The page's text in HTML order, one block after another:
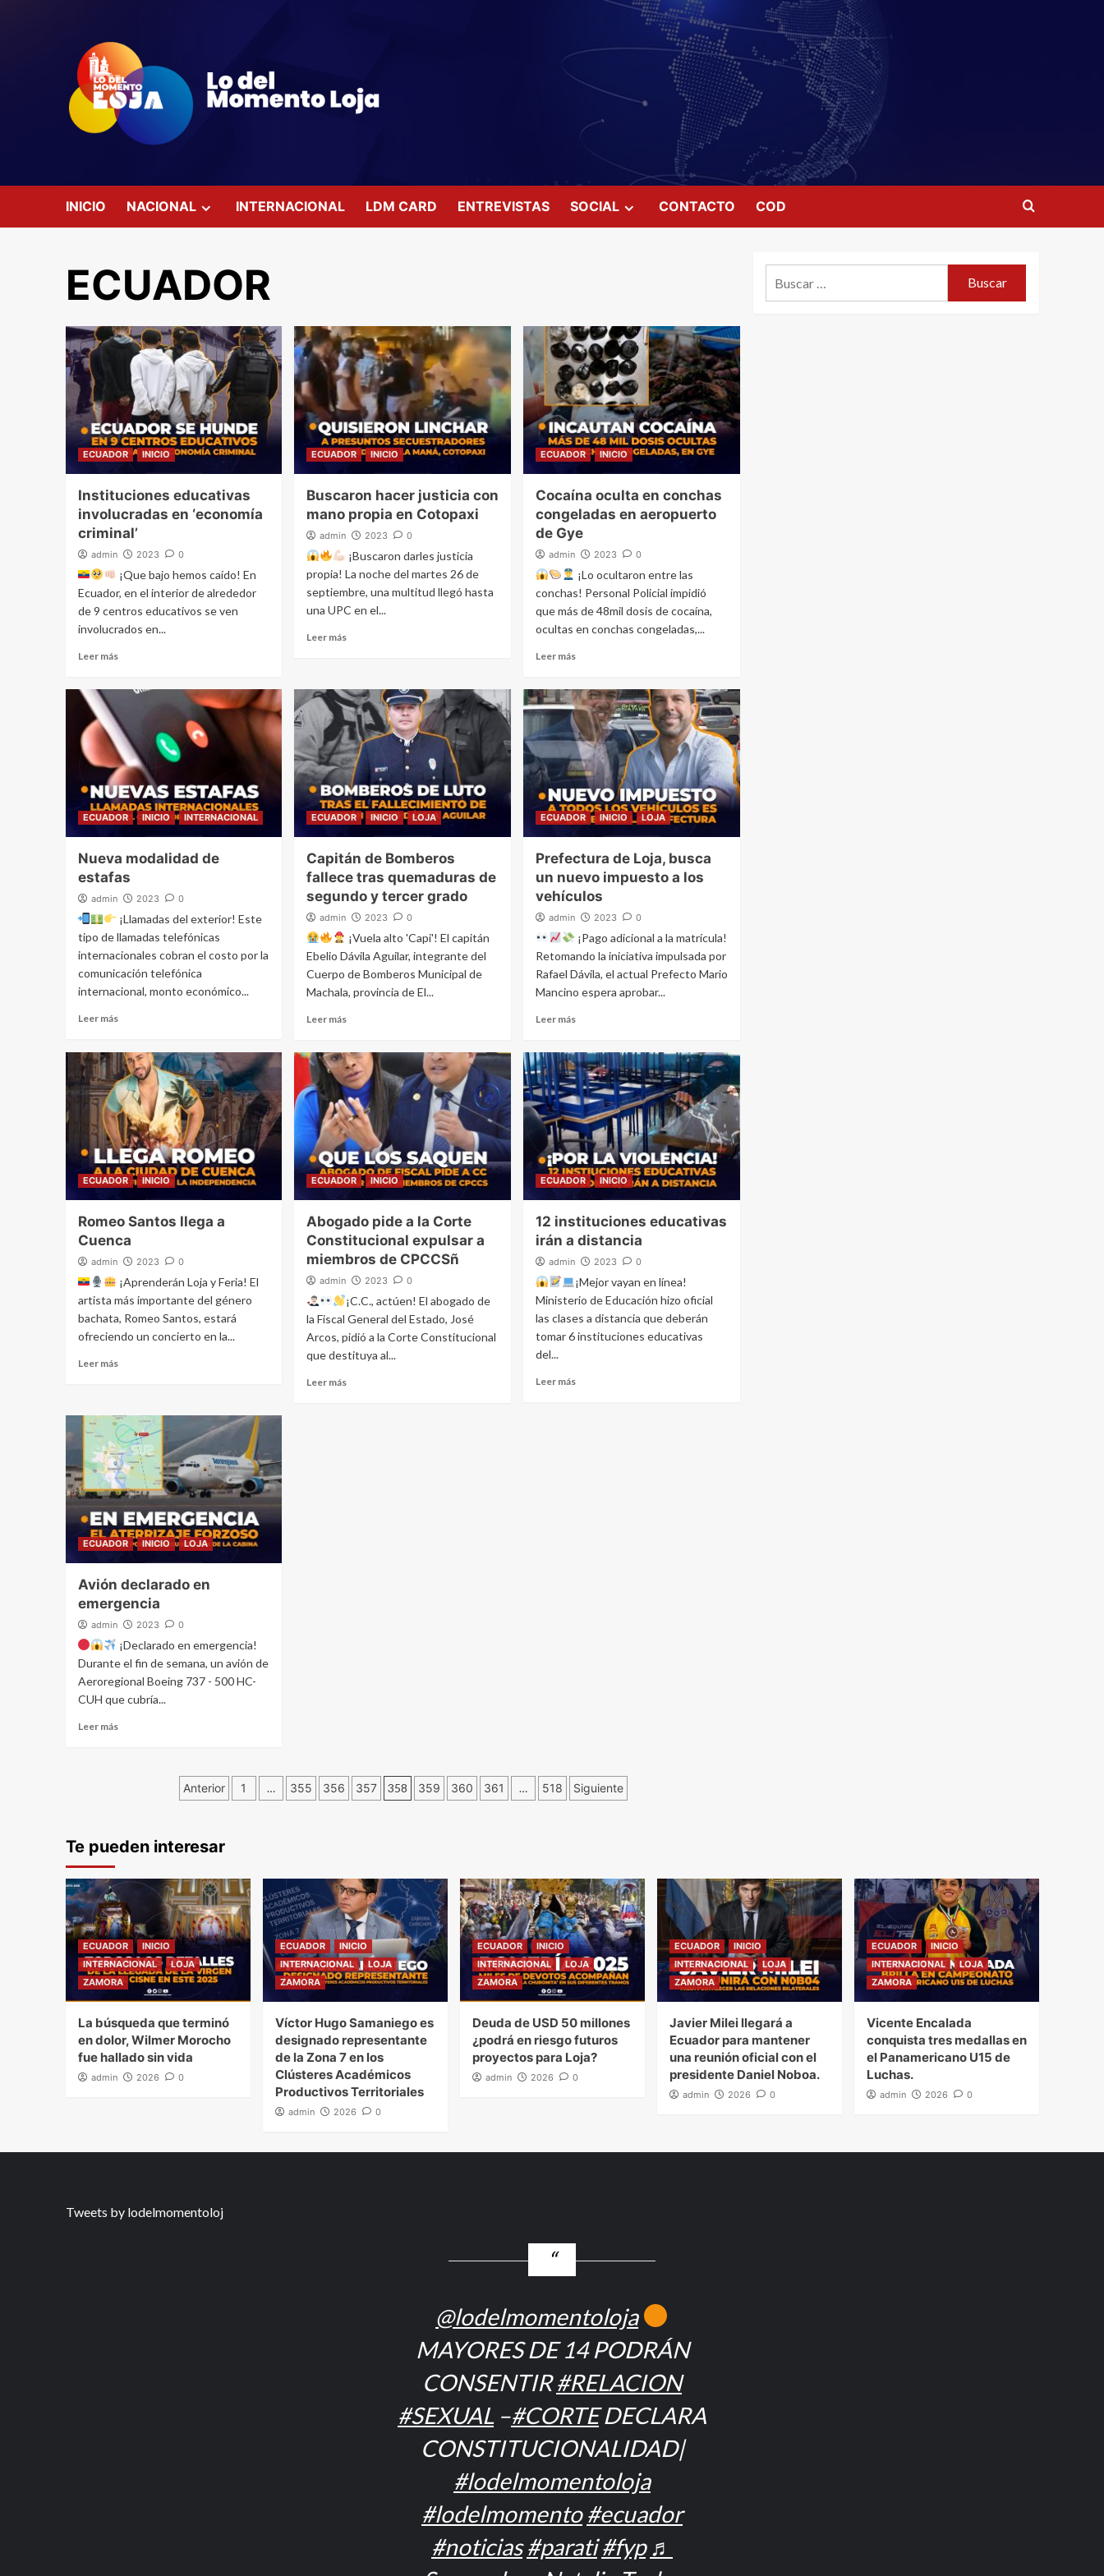
INICIO NACIONAL INTERNACIONAL LDM CARD ENTREVISTAS SOCIAL CONTACTO COD
ECUADOR
ECUADOR INICIO
Instituciones educativas
involucradas en ‘economía
criminal’
admin 2023 0
¡Que bajo hemos caído! En
Ecuador, en el interior de alrededor
de 9 centros educativos se ven
involucrados en...
Leer más
ECUADOR INICIO
Buscaron hacer justicia con
mano propia en Cotopaxi
admin 2023 0
¡Buscaron darles justicia
propia! La noche del martes 26 de
septiembre, una multitud llegó hasta
una UPC en el...
Leer más
ECUADOR INICIO
Cocaína oculta en conchas
congeladas en aeropuerto
de Gye
admin 2023 0
¡Lo ocultaron entre las
conchas! Personal Policial impidió
que más de 48mil dosis de cocaína,
ocultas en conchas congeladas,...
Leer más
ECUADOR INICIO INTERNACIONAL
Nueva modalidad de
estafas
admin 2023 0
¡Llamadas del exterior! Este
tipo de llamadas telefónicas
internacionales cobran el costo por la
comunicación telefónica
internacional, monto económico...
Leer más
ECUADOR INICIO LOJA
Capitán de Bomberos
fallece tras quemaduras de
segundo y tercer grado
admin 2023 0
¡Vuela alto 'Capi'! El capitán
Ebelio Dávila Aguilar, integrante del
Cuerpo de Bomberos Municipal de
Machala, provincia de El...
Leer más
ECUADOR INICIO LOJA
Prefectura de Loja, busca
un nuevo impuesto a los
vehículos
admin 2023 0
¡Pago adicional a la matrícula!
Retomando la iniciativa impulsada por
Rafael Dávila, el actual Prefecto Mario
Mancino espera aprobar...
Leer más
ECUADOR INICIO
Romeo Santos llega a
Cuenca
admin 2023 0
¡Aprenderán Loja y Feria! El
artista más importante del género
bachata, Romeo Santos, estará
ofreciendo un concierto en la...
Leer más
ECUADOR INICIO
Abogado pide a la Corte
Constitucional expulsar a
miembros de CPCCSñ
admin 2023 0
¡C.C., actúen! El abogado de
la Fiscal General del Estado, José
Arcos, pidió a la Corte Constitucional
que destituya al...
Leer más
ECUADOR INICIO
12 instituciones educativas
irán a distancia
admin 2023 0
¡Mejor vayan en línea!
Ministerio de Educación hizo oficial
las clases a distancia que deberán
tomar 6 instituciones educativas
del...
Leer más
ECUADOR INICIO LOJA
Avión declarado en
emergencia
admin 2023 0
¡Declarado en emergencia!
Durante el fin de semana, un avión de
Aeroregional Boeing 737 - 500 HC-
CUH que cubría...
Leer más
Navegación
entradas
Anterior 1 … 355 356 357 358 359 360 361 … 518 Siguiente
Te pueden interesar
ECUADOR
INICIO
INTERNACIONAL
LOJA
ZAMORA
La búsqueda que terminó
en dolor, Wilmer Morocho
fue hallado sin vida
admin 2026 0
ECUADOR
INICIO
INTERNACIONAL
LOJA
ZAMORA
Víctor Hugo Samaniego es
designado representante
de la Zona 7 en los
Clústeres Académicos
Productivos Territoriales
admin 2026 0
ECUADOR
INICIO
INTERNACIONAL
LOJA
ZAMORA
Deuda de USD 50 millones
¿podrá en riesgo futuros
proyectos para Loja?
admin 2026 0
ECUADOR
INICIO
INTERNACIONAL
LOJA
ZAMORA
Javier Milei llegará a
Ecuador para mantener
una reunión oficial con el
presidente Daniel Noboa.
admin 2026 0
ECUADOR
INICIO
INTERNACIONAL
LOJA
ZAMORA
Vicente Encalada
conquista tres medallas en
el Panamericano U15 de
Luchas.
admin 2026 0
Tweets by lodelmomentoloj
@lodelmomentoloja
MAYORES DE 14 PODRÁN
CONSENTIR#RELACION
#SEXUAL –#CORTEDECLARA
CONSTITUCIONALIDAD|
#lodelmomentoloja
#lodelmomento #ecuador
#noticias #parati #fyp ♬